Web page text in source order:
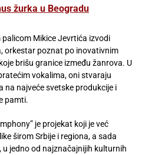
žurka u Beogradu
Mikice Jevrtića izvodi
orkestar poznat po inovativnim
brišu granice između žanrova. U
vokalima, oni stvaraju
na najveće svetske produkcije i
pamti.
je projekat koji je već
širom Srbije i regiona, a sada
u jedno od najznačajnijih kulturnih